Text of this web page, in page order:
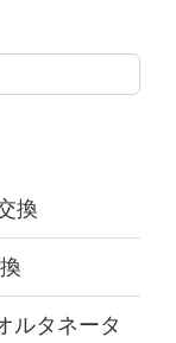
換
タネータ